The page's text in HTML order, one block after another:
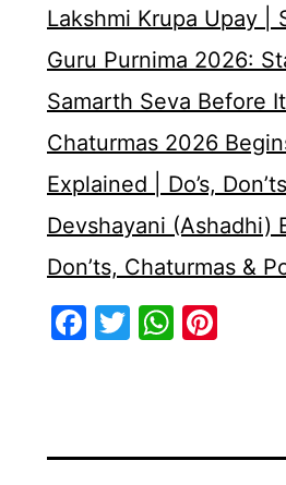
Lakshmi Krupa Upay |
Guru Purnima 2026:
Samarth Seva Before
Chaturmas 2026
Explained | Do’s,
Devshayani (Ashadhi)
Don’ts, Chaturmas &
Facebook
Twitter